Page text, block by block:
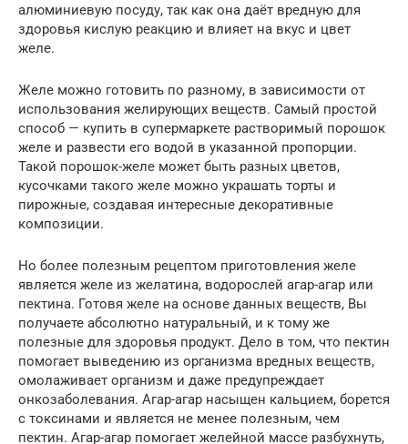
алюминиевую посуду, так как она даёт вредную для
здоровья кислую реакцию и влияет на вкус и цвет
желе.
Желе можно готовить по разному, в зависимости от
использования желирующих веществ. Самый простой
способ — купить в супермаркете растворимый порошок
желе и развести его водой в указанной пропорции.
Такой порошок-желе может быть разных цветов,
кусочками такого желе можно украшать торты и
пирожные, создавая интересные декоративные
композиции.
Но более полезным рецептом приготовления желе
является желе из желатина, водорослей агар-агар или
пектина. Готовя желе на основе данных веществ, Вы
получаете абсолютно натуральный, и к тому же
полезные для здоровья продукт. Дело в том, что пектин
помогает выведению из организма вредных веществ,
омолаживает организм и даже предупреждает
онкозаболевания. Агар-агар насыщен кальцием, борется
с токсинами и является не менее полезным, чем
пектин. Агар-агар помогает желейной массе разбухнуть,